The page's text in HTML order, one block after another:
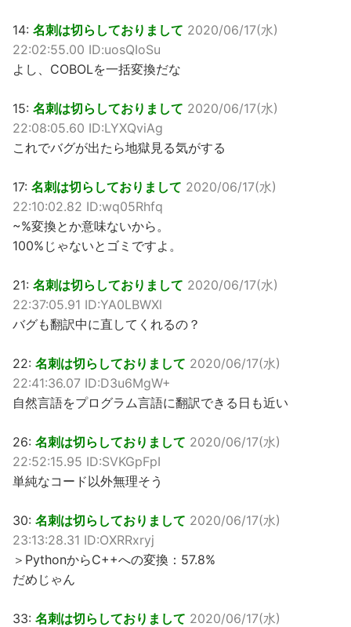
14: 名刺は切らしておりまして 2020/06/17(水)
22:02:55.00 ID:uosQIoSu
よし、COBOLを一括変換だな
15: 名刺は切らしておりまして 2020/06/17(水)
22:08:05.60 ID:LYXQviAg
これでバグが出たら地獄見る気がする
17: 名刺は切らしておりまして 2020/06/17(水)
22:10:02.82 ID:wq05Rhfq
~%変換とか意味ないから。
100%じゃないとゴミですよ。
21: 名刺は切らしておりまして 2020/06/17(水)
22:37:05.91 ID:YA0LBWXl
バグも翻訳中に直してくれるの？
22: 名刺は切らしておりまして 2020/06/17(水)
22:41:36.07 ID:D3u6MgW+
自然言語をプログラム言語に翻訳できる日も近い
26: 名刺は切らしておりまして 2020/06/17(水)
22:52:15.95 ID:SVKGpFpI
単純なコード以外無理そう
30: 名刺は切らしておりまして 2020/06/17(水)
23:13:28.31 ID:OXRRxryj
＞PythonからC++への変換：57.8%
だめじゃん
33: 名刺は切らしておりまして 2020/06/17(水)